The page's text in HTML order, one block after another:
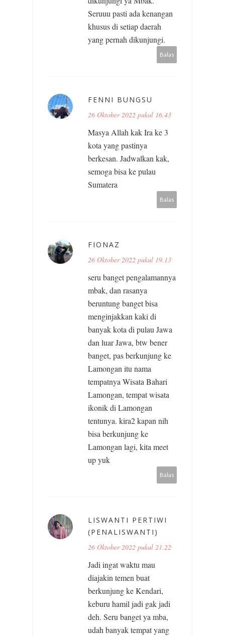
Seruuu pasti ada kenangan
khusus di setiap daerah
yang pernah dikunjungi.
Balas
FENNI BUNGSU
26 Oktober 2022 pukul 16.43
Masya Allah kak Ira ke 3
kota yang pastinya
berkesan. Jadwalkan kak,
semoga bisa ke pulau
Sumatera
Balas
FIONAZ
26 Oktober 2022 pukul 19.13
seru banget pengalamannya
mbak, dan rasanya
beruntung banget bisa
menginjakkan kaki di
banyak kota di pulau Jawa
dan luar Jawa, btw bener
banget, pas berkunjung ke
Lamongan itu nama
tempatnya Wisata Bahari
Lamongan, tempat wisata
ikonik di Lamongan
tentunya. kira2 kapan nih
bisa berkunjung ke
Lamongan lagi, kita meet
up yuk
Balas
LISWANTI PERTIWI
(PENALISWANTI)
26 Oktober 2022 pukul 21.22
Jadi ingat waktu mau
diajakin temen buat
berkunjung ke Kendari,
keburu hamil jadi gak jadi
deh. Seru banget ya mba,
udah banyak tempat yang